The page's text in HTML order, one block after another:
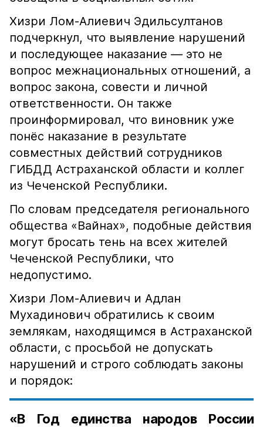
Хизри Лом-Алиевич Эдильсултанов
подчеркнул, что выявление нарушений
и последующее наказание — это не
вопрос межнациональных отношений, а
вопрос закона, совести и личной
ответственности. Он также
проинформировал, что виновник уже
понёс наказание в результате
совместных действий сотрудников
ГИБДД Астраханской области и коллег
из Чеченской Республики.
По словам председателя регионального
общества «Вайнах», подобные действия
могут бросать тень на всех жителей
Чеченской Республики, что
недопустимо.
Хизри Лом-Алиевич и Адлан
Мухадинович обратились к своим
землякам, находящимся в Астраханской
области, с просьбой не допускать
нарушений и строго соблюдать законы
и порядок:
«В Год единства народов России